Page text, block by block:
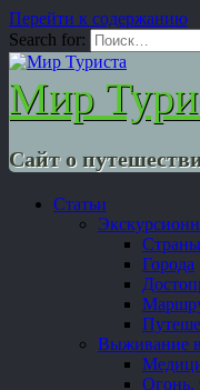
Перейти к содержанию
Search for:
Мир
Сайт о
Статьи
Страны
Города
Выживание
Огонь,